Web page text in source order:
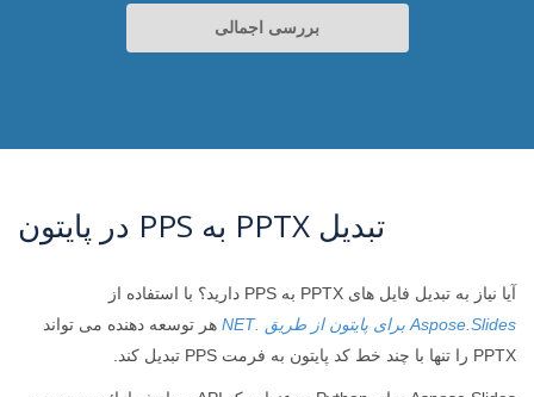
بررسی اجمالی
تبدیل PPTX به PPS در پایتون
آیا نیاز به تبدیل فایل های PPTX به PPS دارید؟ با استفاده از
Aspose.Slides برای پایتون از طریق .NET
هر توسعه دهنده می تواند
PPTX را تنها با چند خط کد پایتون به فرمت PPS تبدیل کند.